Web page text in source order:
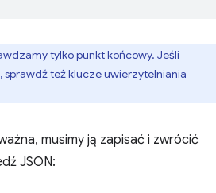
tylko punkt końcowy. Jeśli
sprawdź też klucze uwierzytelniania
musimy ją zapisać i zwrócić
JSON: